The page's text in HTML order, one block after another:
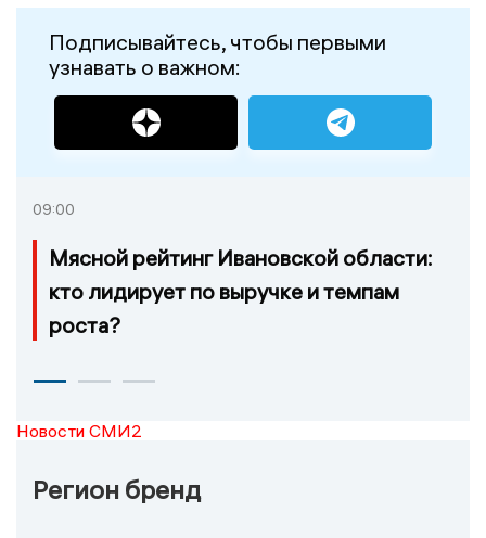
Подписывайтесь, чтобы первыми
узнавать о важном:
09:00
Мясной рейтинг Ивановской области:
кто лидирует по выручке и темпам
роста?
Новости СМИ2
Регион бренд